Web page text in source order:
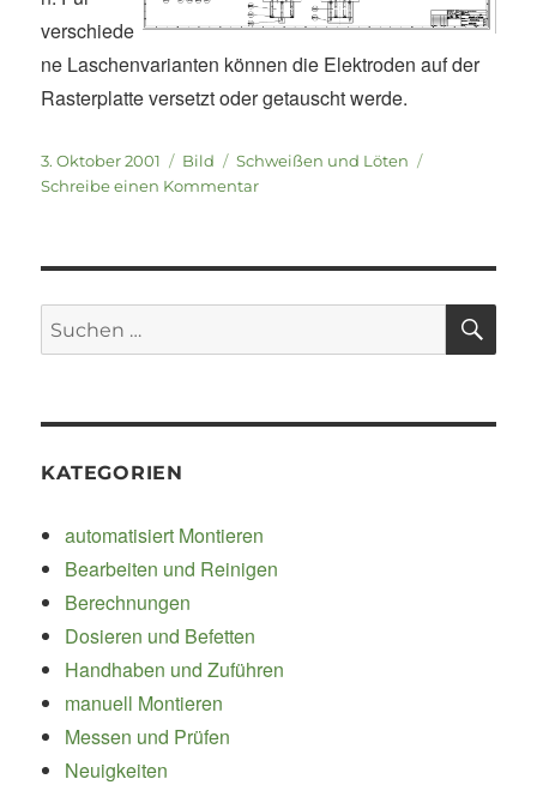
verschiede
ne Laschenvarianten können die Elektroden auf der
Rasterplatte versetzt oder getauscht werde.
Veröffentlicht
am
3. Oktober 2001 Format
Bild Kategorien
Schweißen und Löten
Schreibe einen Kommentarzu
Elektroden
Punktschweissung
Suchen
nach:
KATEGORIEN
automatisiert Montieren
Bearbeiten und Reinigen
Berechnungen
Dosieren und Befetten
Handhaben und Zuführen
manuell Montieren
Messen und Prüfen
Neuigkeiten